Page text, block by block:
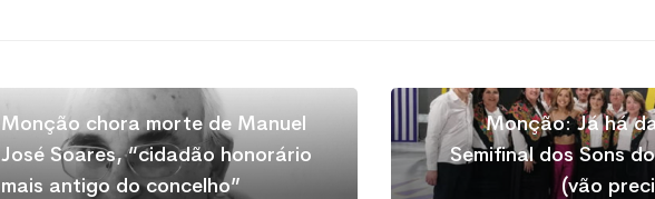
Monção chora morte de Manuel
José Soares, “cidadão honorário
mais antigo do concelho”
Monção: Já há
Semifinal dos Sons
(vão